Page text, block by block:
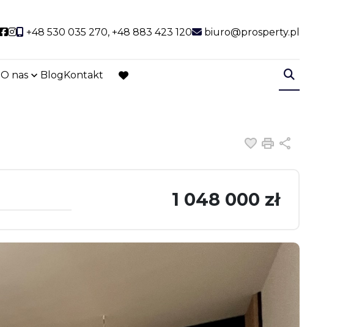
Social link
Social link
+48 530 035 270, +48 883 423 120 biuro@prosperty.pl
O nas BlogKontakt
favorite
Dodaj do
Drukuj
1 048 000 zł